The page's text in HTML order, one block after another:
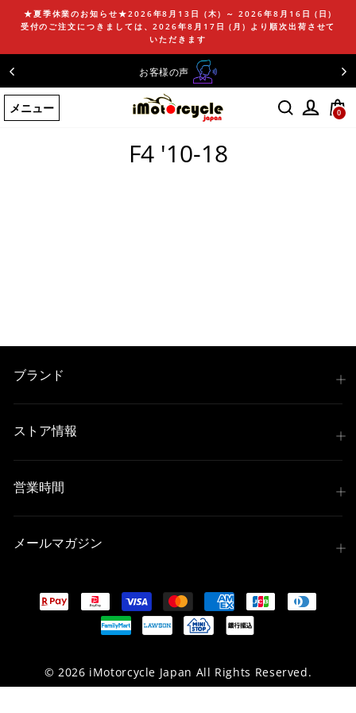
ン
ツ
に
ス
キ
★夏季休業のお知らせ★2026年8月13日 (木) ～ 2026年8月16日 (日)
受付のご注文につきましては、2026年8月17日 (月) より順次出荷させて
いただきます
お客様の声
メニュー 0
ホームページ /F4 '10-18
F4 '10-18
ブランド
ストア情報
営業時間
メールマガジン
© 2026 iMotorcycle Japan All Rights Reserved.